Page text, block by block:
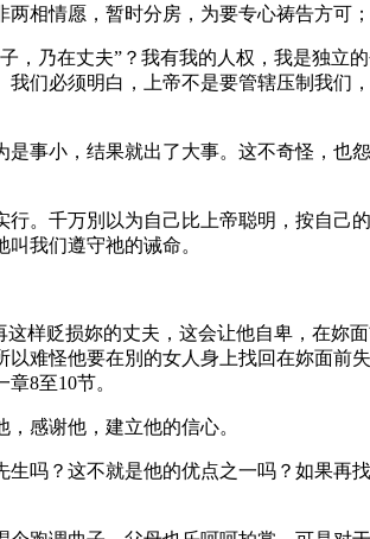
相情愿，暂时分房，为要专心祷告方可
乃在丈夫”？我有我的人权，我是独立
们必须明白，上帝不是要管辖压制我们
事小，结果就出了大事。这不奇怪，也
。千万別以为自己比上帝聪明，按自己
我们遵守祂的诫命。
样贬损妳的丈夫，这会让他自卑，在妳
难怪他要在別的女人身上找回在妳面前
8至10节。
感谢他，建立他的信心。
吗？这不就是他的优点之一吗？如果再